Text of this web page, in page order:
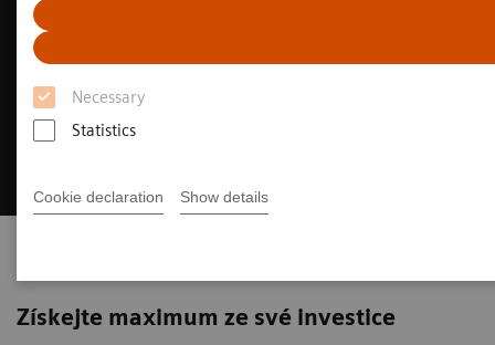
Necessary
Statistics
Cookie declaration Show details
Získejte maximum ze své investice